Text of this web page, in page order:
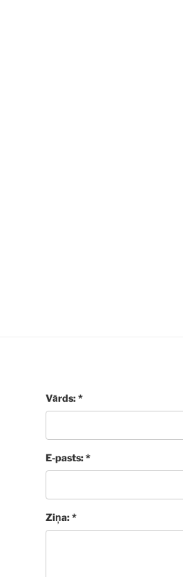
Vārds: *
E-pasts: *
Ziņa: *